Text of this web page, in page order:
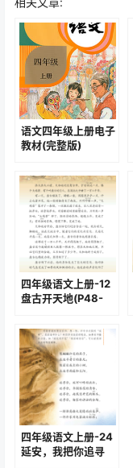
语文四年级上册电子
教材(完整版)
四年级语文上册-12
盘古开天地(P48-
四年级语文上册-24
延安，我把你追寻